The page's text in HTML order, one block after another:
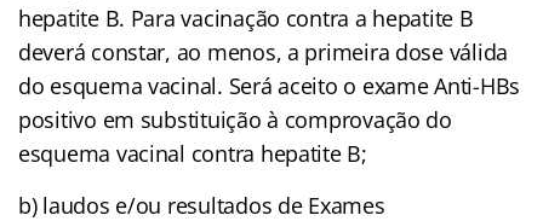
hepatite B. Para vacinação contra a hepatite B
deverá constar, ao menos, a primeira dose válida
do esquema vacinal. Será aceito o exame Anti-HBs
positivo em substituição à comprovação do
esquema vacinal contra hepatite B;
b) laudos e/ou resultados de Exames